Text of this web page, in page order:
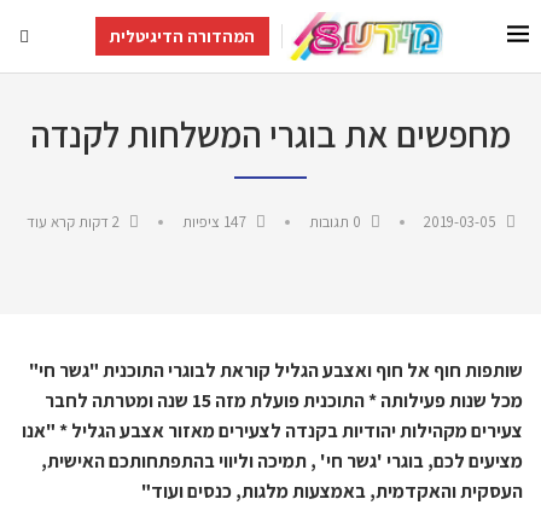
המהדורה הדיגיטלית
מחפשים את בוגרי המשלחות לקנדה
2019-03-05
147 ציפיות 2 דקות קרא עוד
שותפות חוף אל חוף ואצבע הגליל קוראת לבוגרי התוכנית "גשר חי"
מכל שנות פעילותה * התוכנית פועלת מזה 15 שנה ומטרתה לחבר
צעירים מקהילות יהודיות בקנדה לצעירים מאזור אצבע הגליל * "אנו
מציעים לכם, בוגרי 'גשר חי' , תמיכה וליווי בהתפתחותכם האישית,
העסקית והאקדמית, באמצעות מלגות, כנסים ועוד"